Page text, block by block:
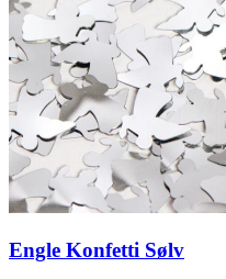
Engle Konfetti Sølv